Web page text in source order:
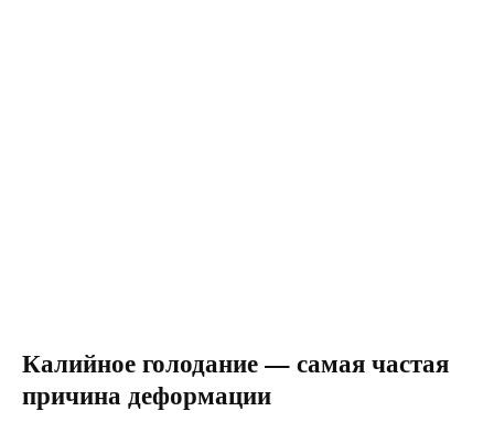
Калийное голодание — самая частая
причина деформации